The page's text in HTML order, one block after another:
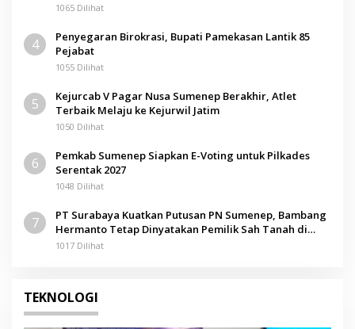
1065 Dilihat
4
Penyegaran Birokrasi, Bupati Pamekasan Lantik 85
Pejabat
1055 Dilihat
5
Kejurcab V Pagar Nusa Sumenep Berakhir, Atlet
Terbaik Melaju ke Kejurwil Jatim
1050 Dilihat
6
Pemkab Sumenep Siapkan E-Voting untuk Pilkades
Serentak 2027
1048 Dilihat
7
PT Surabaya Kuatkan Putusan PN Sumenep, Bambang
Hermanto Tetap Dinyatakan Pemilik Sah Tanah di
Pamolokan
1017 Dilihat
TEKNOLOGI